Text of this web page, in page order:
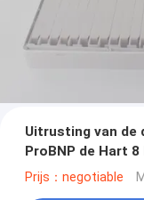
Uitrusting van de
ProBNP de Hart
Prijs：negotiable